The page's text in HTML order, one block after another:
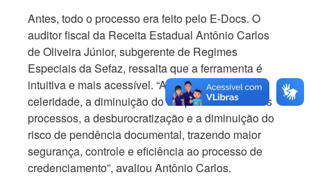
Antes, todo o processo era feito pelo E-Docs. O
auditor fiscal da Receita Estadual Antônio Carlos
de Oliveira Júnior, subgerente de Regimes
Especiais da Sefaz, ressalta que a ferramenta é
intuitiva e mais acessível. “As vantagens são a
celeridade, a diminuição do tempo de análise dos
processos, a desburocratização e a diminuição do
risco de pendência documental, trazendo maior
segurança, controle e eficiência ao processo de
credenciamento”, avaliou Antônio Carlos.